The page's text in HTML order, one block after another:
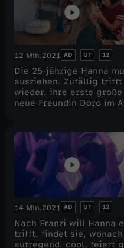
12 Min.2021 AD UT 12
Die 25-jährige Hanna
ausziehen. Zufällig trifft
wieder, ihre erste
neue Freundin Doro im
14 Min.2021 AD UT 12
Nach Franzi will Hanna
trifft, findet sie,
aufregend, cool, feiert